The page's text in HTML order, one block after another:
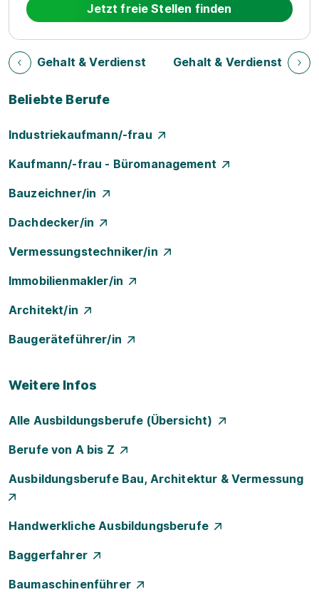
Jetzt freie Stellen finden
Gehalt & Verdienst Gehalt & Verdienst
Beliebte Berufe
Industriekaufmann/-frau
Kaufmann/-frau - Büromanagement
Bauzeichner/in
Dachdecker/in
Vermessungstechniker/in
Immobilienmakler/in
Architekt/in
Baugeräteführer/in
Weitere Infos
Alle Ausbildungsberufe (Übersicht)
Berufe von A bis Z
Ausbildungsberufe Bau, Architektur & Vermessung
Handwerkliche Ausbildungsberufe
Baggerfahrer
Baumaschinenführer